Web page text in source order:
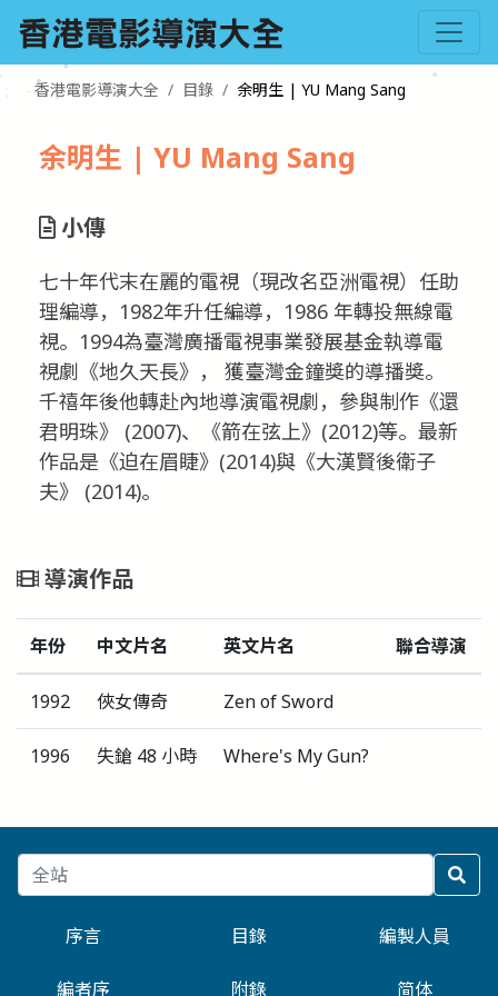
香港電影導演大全 目錄 余明生 | YU Mang Sang
余明生 | YU Mang Sang
小傳
七十年代末在麗的電視（現改名亞洲電視）任助
理編導，1982年升任編導，1986 年轉投無線電
視。1994為臺灣廣播電視事業發展基金執導電
視劇《地久天長》， 獲臺灣金鐘獎的導播獎。
千禧年後他轉赴內地導演電視劇，參與制作《還
君明珠》 (2007)、《箭在弦上》(2012)等。最新
作品是《迫在眉睫》(2014)與《大漢賢後衛子
夫》 (2014)。
導演作品
年份 中文片名 英文片名 聯合導演
1992 俠女傳奇 Zen of Sword
1996 失鎗 48 小時 Where's My Gun?
序言 目錄 編製人員
編者序 附錄 简体